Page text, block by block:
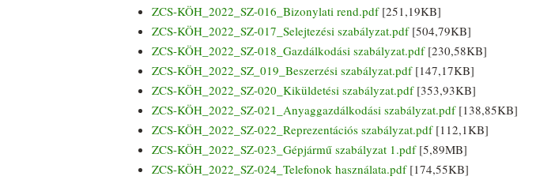
ZCS-KÖH_2022_SZ-016_Bizonylati rend.pdf[251,19KB]
ZCS-KÖH_2022_SZ-017_Selejtezési szabályzat.pdf[504,79KB]
ZCS-KÖH_2022_SZ-018_Gazdálkodási szabályzat.pdf[230,58KB]
ZCS-KÖH_2022_SZ_019_Beszerzési szabályzat.pdf[147,17KB]
ZCS-KÖH_2022_SZ-020_Kiküldetési szabályzat.pdf[353,93KB]
ZCS-KÖH_2022_SZ-021_Anyaggazdálkodási szabályzat.pdf[138,85KB]
ZCS-KÖH_2022_SZ-022_Reprezentációs szabályzat.pdf[112,1KB]
ZCS-KÖH_2022_SZ-023_Gépjármű szabályzat 1.pdf[5,89MB]
ZCS-KÖH_2022_SZ-024_Telefonok használata.pdf[174,55KB]